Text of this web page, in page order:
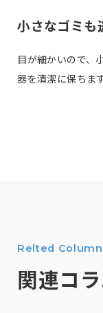
小さなゴミも
目が細かいので、
器を清潔に保ちます
Relted Column
関連コ